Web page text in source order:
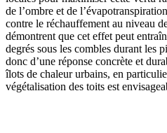
de l’ombre et de
contre le réchauffement au niveau
démontrent que cet effet peut
degrés sous les combles durant les
donc d’une réponse concrète et
îlots de chaleur urbains, en
végétalisation des toits est